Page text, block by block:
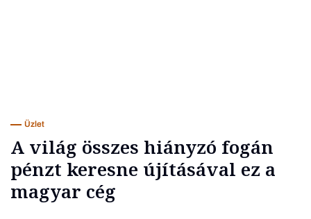
Üzlet
A világ összes hiányzó fogán
pénzt keresne újításával ez a
magyar cég